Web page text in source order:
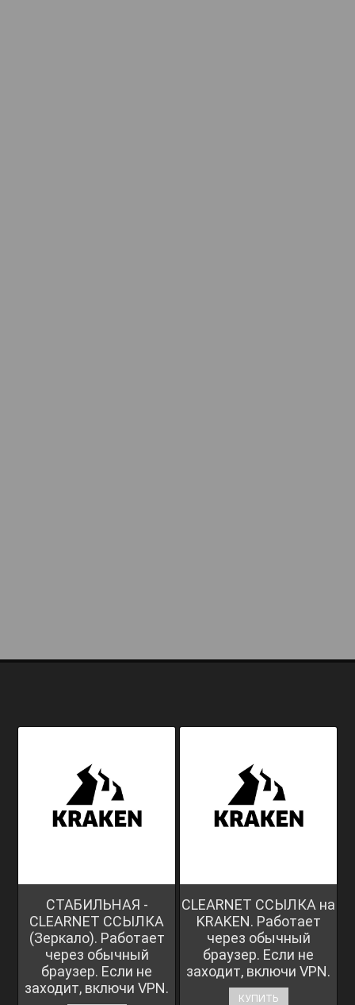
СТАБИЛЬНАЯ -
CLEARNET ССЫЛКА
(Зеркало). Работает
через обычный
браузер. Если не
заходит, включи VPN.
CLEARNET ССЫЛКА на
KRAKEN. Работает
через обычный
браузер. Если не
заходит, включи VPN.
КУПИТЬ